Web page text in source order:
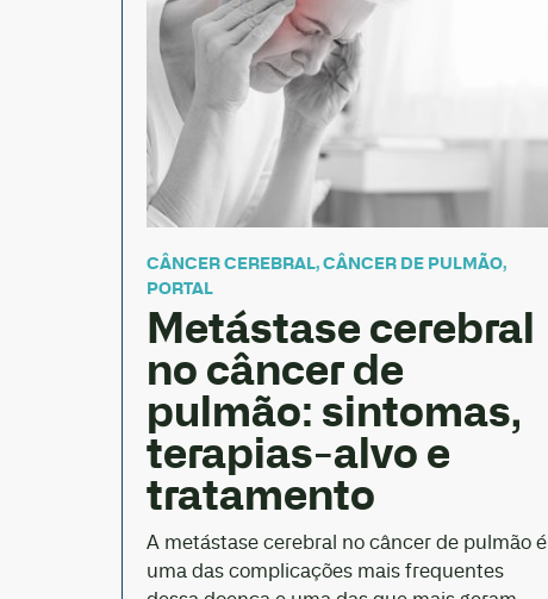
CÂNCER CEREBRAL,CÂNCER DE PULMÃO,
PORTAL
Metástase cerebral
no câncer de
pulmão: sintomas,
terapias-alvo e
tratamento
A metástase cerebral no câncer de pulmão é
uma das complicações mais frequentes